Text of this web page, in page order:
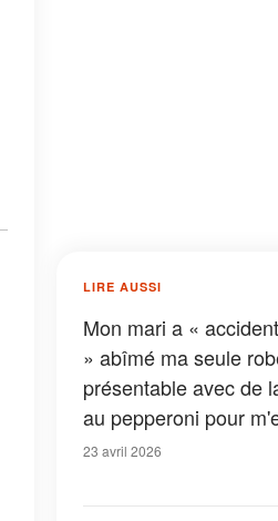
LIRE AUSSI
Mon mari a «
» abîmé ma seule
présentable avec de
au pepperoni pour
d'aller à la fête de son
23 avril 2026